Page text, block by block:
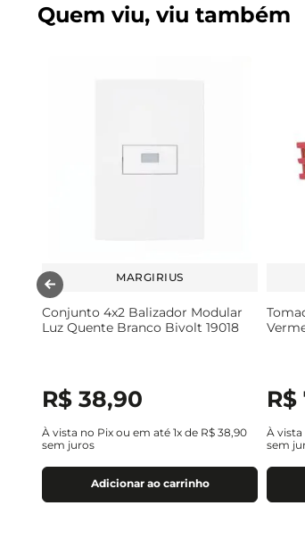
Quem viu, viu também
MARGIRIUS
Conjunto 4x2 Balizador Modular
Luz Quente Branco Bivolt 19018
R$ 38,90
À vista no Pix ou em até 1x de R$ 38,90
sem juros
Adicionar ao carrinho
R$
À
sem